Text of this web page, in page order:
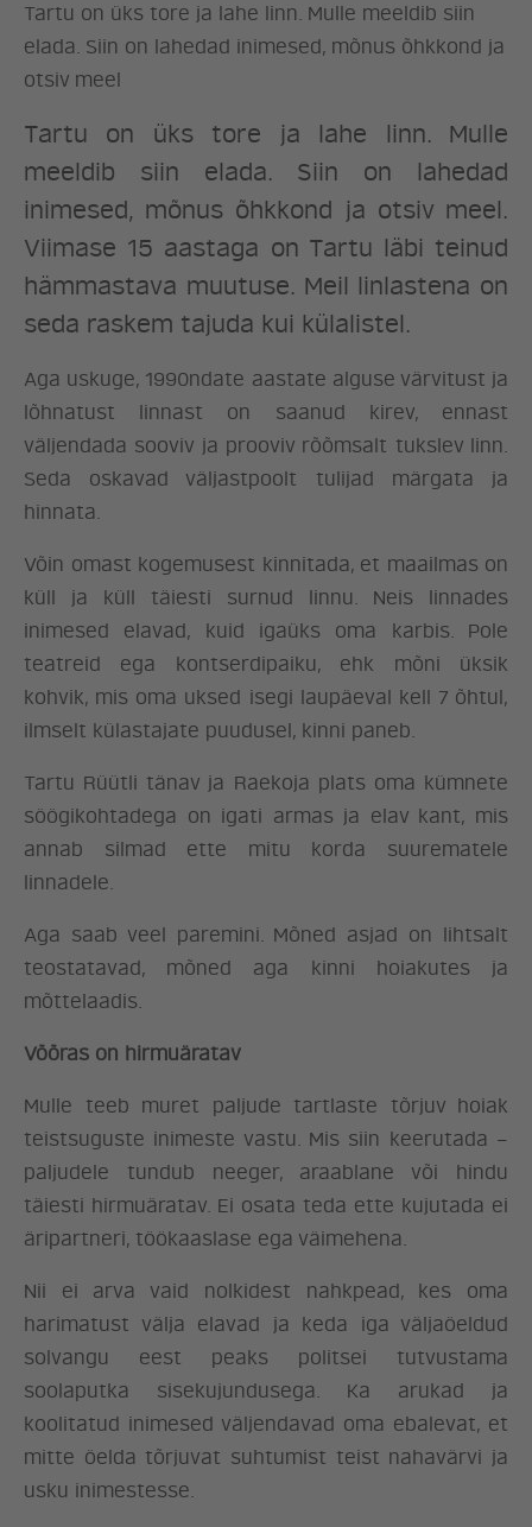
Tartu on üks tore ja lahe linn. Mulle meeldib siin
elada. Siin on lahedad inimesed, mõnus õhkkond ja
otsiv meel
Tartu on üks tore ja lahe linn. Mulle
meeldib siin elada. Siin on lahedad
inimesed, mõnus õhkkond ja otsiv meel.
Viimase 15 aastaga on Tartu läbi teinud
hämmastava muutuse. Meil linlastena on
seda raskem tajuda kui külalistel.
Aga uskuge, 1990ndate aastate alguse värvitust ja
lõhnatust linnast on saanud kirev, ennast
väljendada sooviv ja prooviv rõõmsalt tukslev linn.
Seda oskavad väljastpoolt tulijad märgata ja
hinnata.
Võin omast kogemusest kinnitada, et maailmas on
küll ja küll täiesti surnud linnu. Neis linnades
inimesed elavad, kuid igaüks oma karbis. Pole
teatreid ega kontserdipaiku, ehk mõni üksik
kohvik, mis oma uksed isegi laupäeval kell 7 õhtul,
ilmselt külastajate puudusel, kinni paneb.
Tartu Rüütli tänav ja Raekoja plats oma kümnete
söögikohtadega on igati armas ja elav kant, mis
annab silmad ette mitu korda suurematele
linnadele.
Aga saab veel paremini. Mõned asjad on lihtsalt
teostatavad, mõned aga kinni hoiakutes ja
mõttelaadis.
Võõras on hirmuäratav
Mulle teeb muret paljude tartlaste tõrjuv hoiak
teistsuguste inimeste vastu. Mis siin keerutada –
paljudele tundub neeger, araablane või hindu
täiesti hirmuäratav. Ei osata teda ette kujutada ei
äripartneri, töökaaslase ega väimehena.
Nii ei arva vaid nolkidest nahkpead, kes oma
harimatust välja elavad ja keda iga väljaöeldud
solvangu eest peaks politsei tutvustama
soolaputka sisekujundusega. Ka arukad ja
koolitatud inimesed väljendavad oma ebalevat, et
mitte öelda tõrjuvat suhtumist teist nahavärvi ja
usku inimestesse.